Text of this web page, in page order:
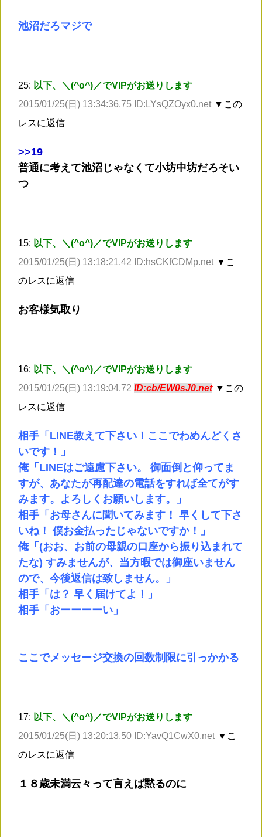
池沼だろマジで
25: 以下、＼(^o^)／でVIPがお送りします
2015/01/25(日) 13:34:36.75 ID:LYsQZOyx0.net ▼この
レスに返信
>>19
普通に考えて池沼じゃなくて小坊中坊だろそい
つ
15: 以下、＼(^o^)／でVIPがお送りします
2015/01/25(日) 13:18:21.42 ID:hsCKfCDMp.net ▼こ
のレスに返信
お客様気取り
16: 以下、＼(^o^)／でVIPがお送りします
2015/01/25(日) 13:19:04.72 ID:cb/EW0sJ0.net ▼この
レスに返信
相手「LINE教えて下さい！ここでわめんどくさ
いです！」
俺「LINEはご遠慮下さい。 御面倒と仰ってま
すが、あなたが再配達の電話をすれば全てがす
みます。よろしくお願いします。」
相手「お母さんに聞いてみます！ 早くして下さ
いね！ 僕お金払ったじゃないですか！」
俺「(おお、お前の母親の口座から振り込まれて
たな) すみませんが、当方暇では御座いません
ので、今後返信は致しません。」
相手「は？ 早く届けてよ！」
相手「おーーーーい」
ここでメッセージ交換の回数制限に引っかかる
17: 以下、＼(^o^)／でVIPがお送りします
2015/01/25(日) 13:20:13.50 ID:YavQ1CwX0.net ▼こ
のレスに返信
１８歳未満云々って言えば黙るのに